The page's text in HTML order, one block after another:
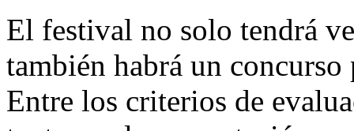
El festival no solo tendrá
también habrá un
Entre los criterios de